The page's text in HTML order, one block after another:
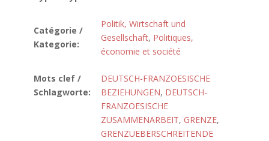
Catégorie /
Kategorie:
Politik, Wirtschaft und
Gesellschaft, Politiques,
économie et société
Mots clef /
Schlagworte:
DEUTSCH-FRANZOESISCHE
BEZIEHUNGEN, DEUTSCH-
FRANZOESISCHE
ZUSAMMENARBEIT, GRENZE,
GRENZUEBERSCHREITENDE